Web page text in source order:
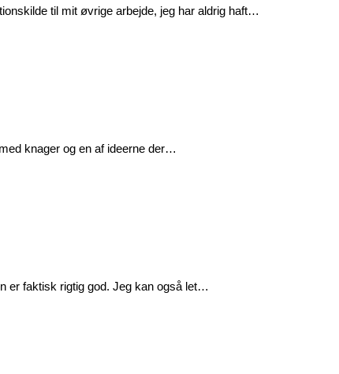
til mit øvrige arbejde, jeg har aldrig haft…
knager og en af ideerne der…
er faktisk rigtig god. Jeg kan også let…